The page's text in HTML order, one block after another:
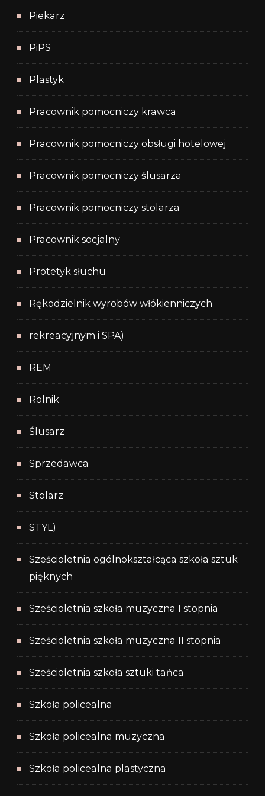
Piekarz
PiPS
Plastyk
Pracownik pomocniczy krawca
Pracownik pomocniczy obsługi hotelowej
Pracownik pomocniczy ślusarza
Pracownik pomocniczy stolarza
Pracownik socjalny
Protetyk słuchu
Rękodzielnik wyrobów włókienniczych
rekreacyjnym i SPA)
REM
Rolnik
Ślusarz
Sprzedawca
Stolarz
STYL)
Sześcioletnia ogólnokształcąca szkoła sztuk
pięknych
Sześcioletnia szkoła muzyczna I stopnia
Sześcioletnia szkoła muzyczna II stopnia
Sześcioletnia szkoła sztuki tańca
Szkoła policealna
Szkoła policealna muzyczna
Szkoła policealna plastyczna